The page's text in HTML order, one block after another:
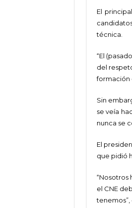
El
técnica.
“El
del
formación
Sin
se veía
nunca se
El
que pidió
“Nosotros
el CNE
tenemos”,